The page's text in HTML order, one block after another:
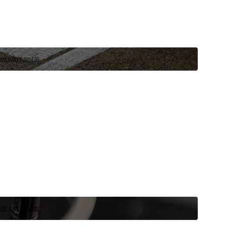
testas.
ditt fordon.